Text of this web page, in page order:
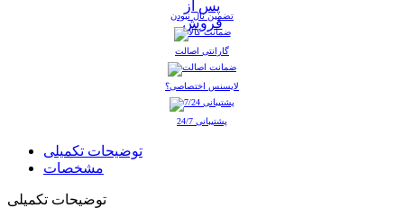
تضمین نال نبودن
گارانتی اصالت
لایسنس اختصاصی؟
پشتیبانی 24/7
توضیحات تکمیلی
مشخصات
توضیحات تکمیلی